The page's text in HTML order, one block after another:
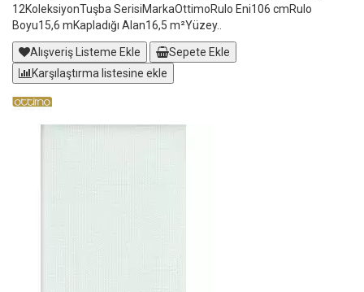
12KoleksiyonTuşba SerisiMarkaOttimoRulo Eni106 cmRulo
Boyu15,6 mKapladığı Alan16,5 m²Yüzey..
Alışveriş Listeme Ekle
Sepete Ekle
Karşılaştırma listesine ekle